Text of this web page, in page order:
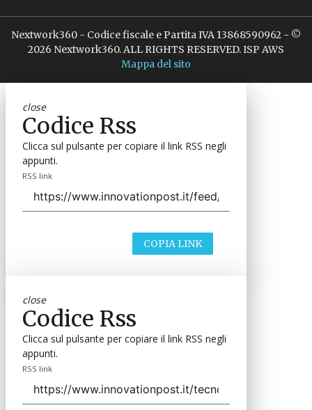
Nextwork360 - Codice fiscale e Partita IVA 13868590962 - ©
2026 Nextwork360. ALL RIGHTS RESERVED. ISP AWS
Mappa del sito
close
Codice Rss
Clicca sul pulsante per copiare il link RSS negli
appunti.
RSS link
COPIA LINK
close
Codice Rss
Clicca sul pulsante per copiare il link RSS negli
appunti.
RSS link